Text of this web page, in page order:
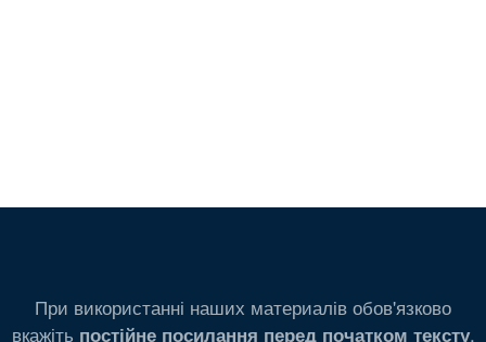
При використанні наших материалів обов'язково
вкажіть постійне посилання перед початком тексту.